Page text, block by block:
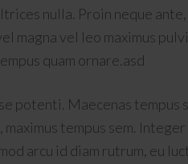
nulla. Proin neque
magna vel leo maximus
quam ornare.asd
potenti. Maecenas tempus
maximus tempus sem.
arcu id diam rutrum, eu